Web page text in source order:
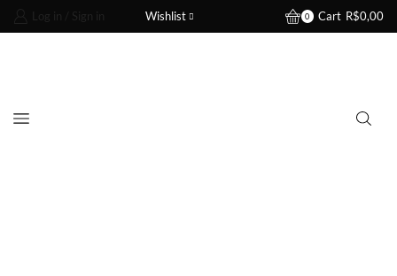
Log in / Sign in Wishlist 0 Cart R$0,00